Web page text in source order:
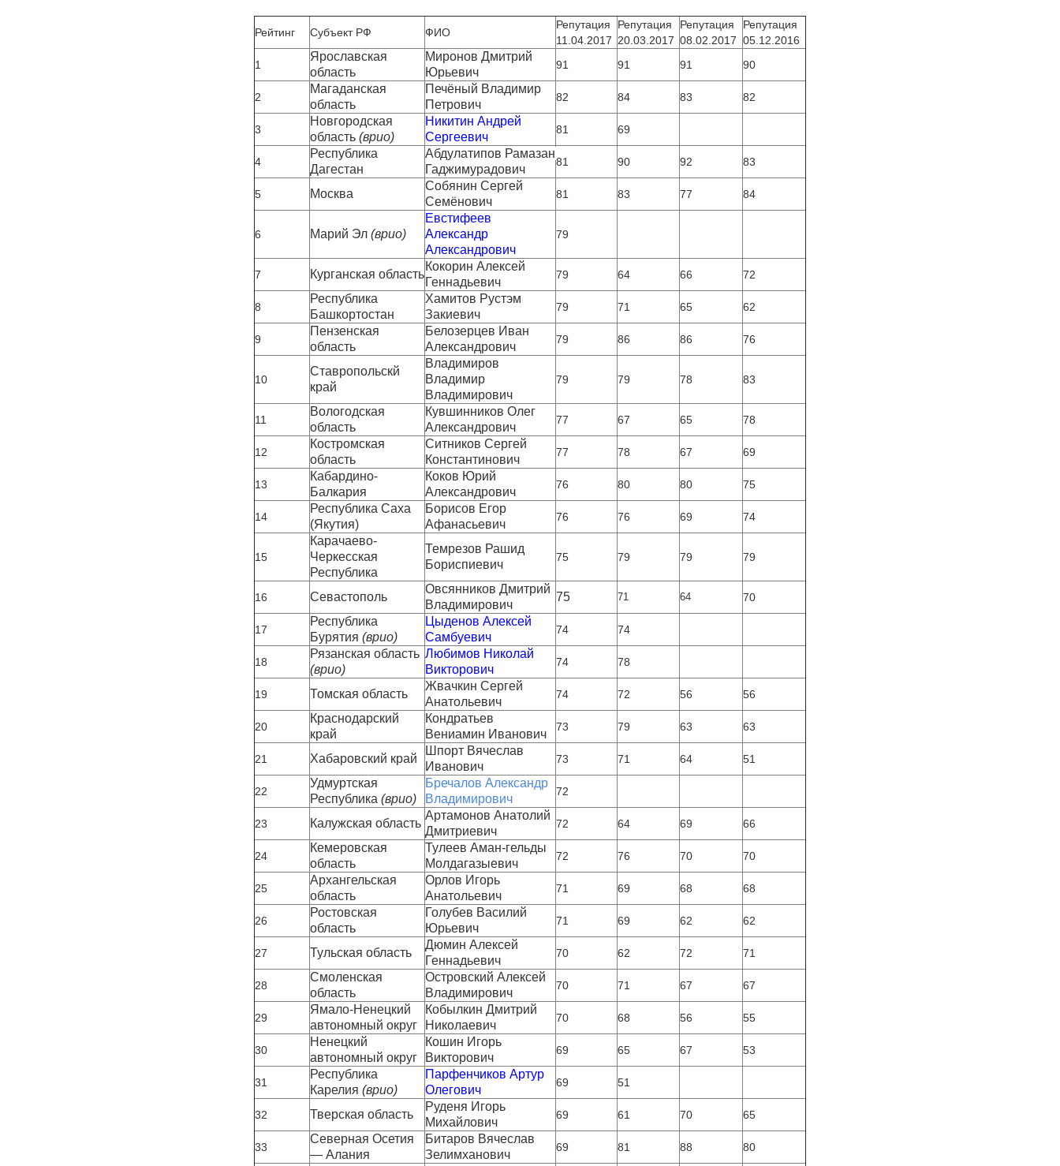
Рейтинг Субъект РФ ФИО
Репутация
11.04.2017
Репутация
20.03.2017
Репутация
08.02.2017
Репутация
05.12.2016
1
Ярославская
область
Миронов Дмитрий
Юрьевич
91 91 91 90
2
Магаданская
область
Печёный Владимир
Петрович
82 84 83 82
3
Новгородская
область (врио)
Никитин Андрей
Сергеевич
81 69
4
Республика
Дагестан
Абдулатипов Рамазан
Гаджимурадович
81 90 92 83
5 Москва
Собянин Сергей
Семёнович
81 83 77 84
6 Марий Эл (врио)
Евстифеев
Александр
Александрович
79
7 Курганская область
Кокорин Алексей
Геннадьевич
79 64 66 72
8
Республика
Башкортостан
Хамитов Рустэм
Закиевич
79 71 65 62
9
Пензенская
область
Белозерцев Иван
Александрович
79 86 86 76
10
Ставропольскй
край
Владимиров
Владимир
Владимирович
79 79 78 83
11
Вологодская
область
Кувшинников Олег
Александрович
77 67 65 78
12
Костромская
область
Ситников Сергей
Константинович
77 78 67 69
13
Кабардино-
Балкария
Коков Юрий
Александрович
76 80 80 75
14
Республика Саха
(Якутия)
Борисов Егор
Афанасьевич
76 76 69 74
15
Карачаево-
Черкесская
Республика
Темрезов Рашид
Бориспиевич
75 79 79 79
16 Севастополь
Овсянников Дмитрий
Владимирович
75 71 64 70
17
Республика
Бурятия (врио)
Цыденов Алексей
Самбуевич
74 74
18
Рязанская область
(врио)
Любимов Николай
Викторович
74 78
19 Томская область
Жвачкин Сергей
Анатольевич
74 72 56 56
20
Краснодарский
край
Кондратьев
Вениамин Иванович
73 79 63 63
21 Хабаровский край
Шпорт Вячеслав
Иванович
73 71 64 51
22
Удмуртская
Республика (врио)
Бречалов Александр
Владимирович
72
23 Калужская область
Артамонов Анатолий
Дмитриевич
72 64 69 66
24
Кемеровская
область
Тулеев Аман-гельды
Молдагазыевич
72 76 70 70
25
Архангельская
область
Орлов Игорь
Анатольевич
71 69 68 68
26
Ростовская
область
Голубев Василий
Юрьевич
71 69 62 62
27 Тульская область
Дюмин Алексей
Геннадьевич
70 62 72 71
28
Смоленская
область
Островский Алексей
Владимирович
70 71 67 67
29
Ямало-Ненецкий
автономный округ
Кобылкин Дмитрий
Николаевич
70 68 56 55
30
Ненецкий
автономный округ
Кошин Игорь
Викторович
69 65 67 53
31
Республика
Карелия (врио)
Парфенчиков Артур
Олегович
69 51
32 Тверская область
Руденя Игорь
Михайлович
69 61 70 65
33
Северная Осетия
— Алания
Битаров Вячеслав
Зелимханович
69 81 88 80